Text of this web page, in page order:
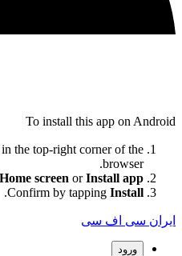
To install this app on Android
the top-right corner of the
browser.
screen orInstall app
Confirm by tapping Install
.
ایران سی اف سی
ورود